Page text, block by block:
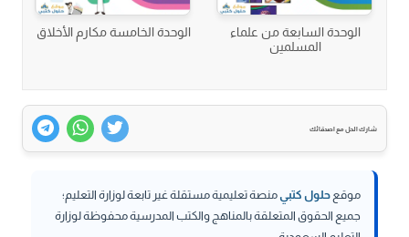
الوحدة السابعة من علماء
المسلمين
الوحدة الخامسة مكارم الأخلاق
شارك الحل مع اصدقائك
موقع حلول كتبيمنصة تعليمية مستقلة غير تابعة لوزارة التعليم؛
جميع الحقوق المتعلقة بالمناهج والكتب المدرسية محفوظة لوزارة